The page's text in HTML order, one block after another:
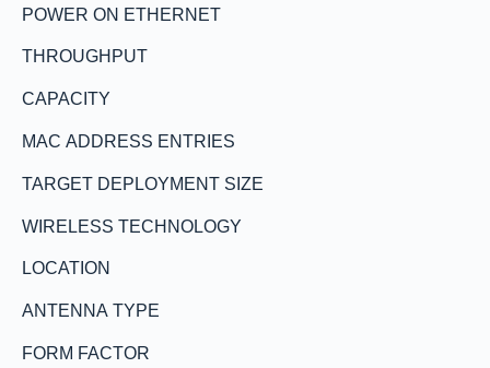
POWER ON ETHERNET
THROUGHPUT
CAPACITY
MAC ADDRESS ENTRIES
TARGET DEPLOYMENT SIZE
WIRELESS TECHNOLOGY
LOCATION
ANTENNA TYPE
FORM FACTOR